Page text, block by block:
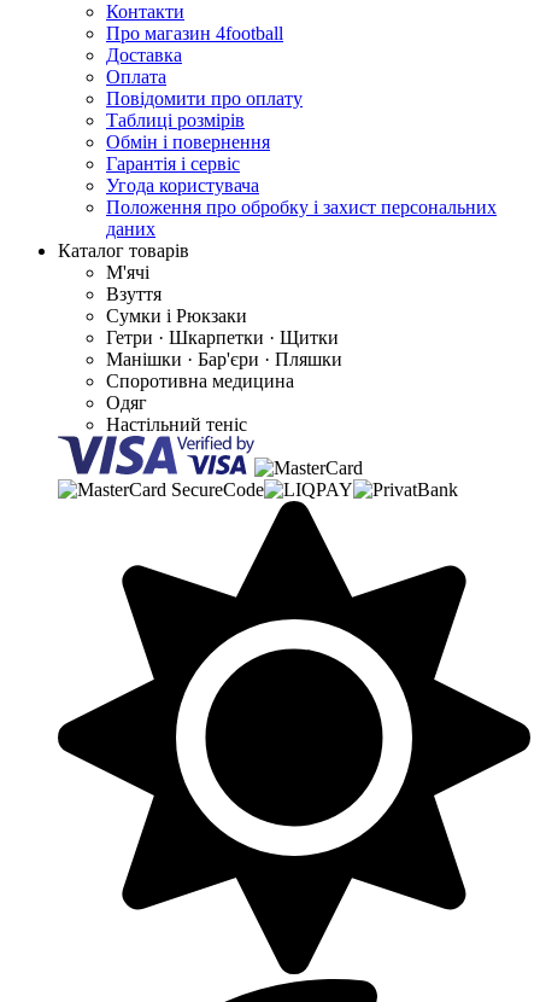
Контакти
Про магазин 4football
Доставка
Оплата
Повідомити про оплату
Таблиці розмірів
Обмін і повернення
Гарантія і сервіс
Угода користувача
Положення про обробку і захист персональних
даних
Каталог товарів
М'ячі
Взуття
Сумки і Рюкзаки
Гетри · Шкарпетки · Щитки
Манішки · Бар'єри · Пляшки
Споротивна медицина
Одяг
Настільний теніс